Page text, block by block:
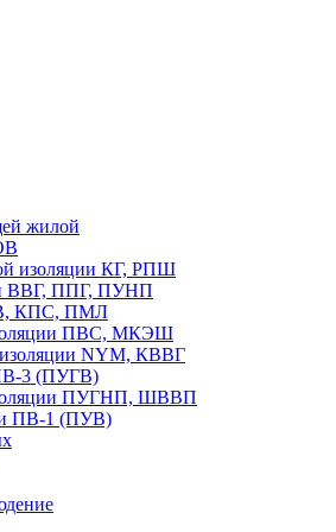
жилой
изоляции КГ, РПШ
ВВГ, ППГ, ПУНП
КПС, ПМЛ
ПВС, МКЭШ
NYM, КВВГ
3 (ПУГВ)
ПУГНП, ШВВП
ПВ-1 (ПУВ)